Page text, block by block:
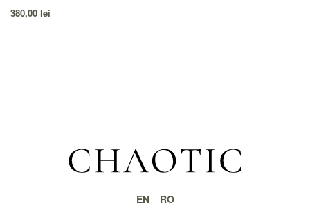
380,00 lei
EN RO